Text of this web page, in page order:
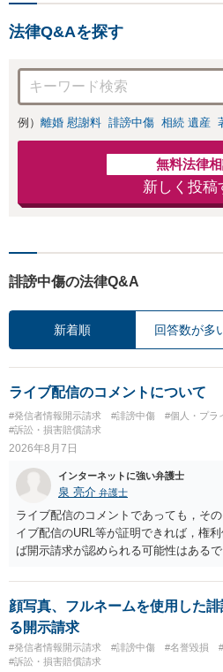
法律Q&Aを探す
例） 離婚 慰謝料 誹謗中傷 相続 遺産
無料法律
新しく投稿
誹謗中傷の法律Q&A
新着順 回答数が多
ライブ配信のコメントについて
#発信者情報開示請求 #誹謗中傷 #個人・プラ
#訴訟・損害賠償請求
2026年8月7日
インターネットに強い弁護士
泉 亮介 弁護士
ライブ配信のコメントであっても，そ
イブ配信のURL等が証明できれば，権
ば開示請求が認められる可能性はあるで
顔写真、フルネームを使用した
る開示請求
#発信者情報開示請求 #誹謗中傷 #名誉毀損
#訴訟・損害賠償請求